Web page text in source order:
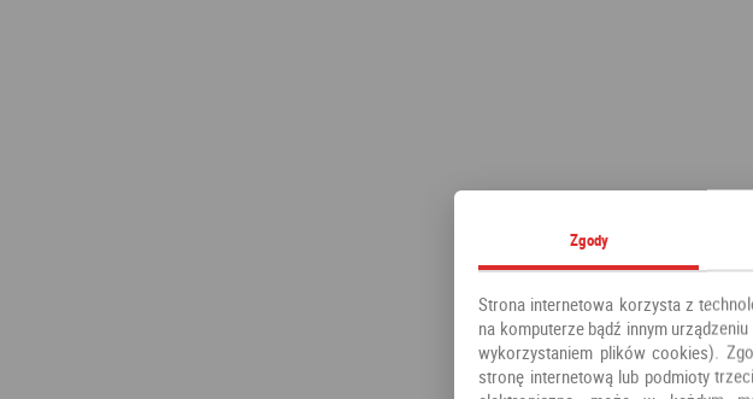
Zgody
Strona internetowa korzysta z
na komputerze bądź innym
wykorzystaniem plików cookies).
stronę internetową lub podmioty